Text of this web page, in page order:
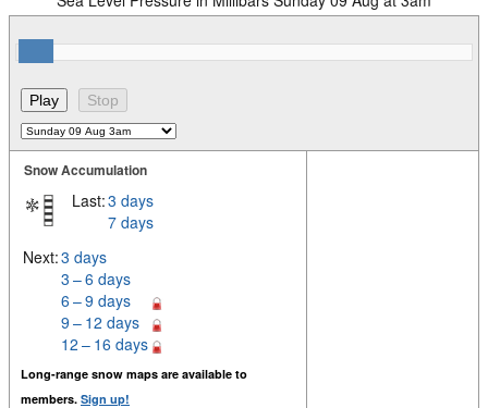
Snow Accumulation
Last:3 days
7 days
Next:3 days
3 – 6 days
6 – 9 days
9 – 12 days
12 – 16 days
Long-range snow maps are available to
members. Sign up!